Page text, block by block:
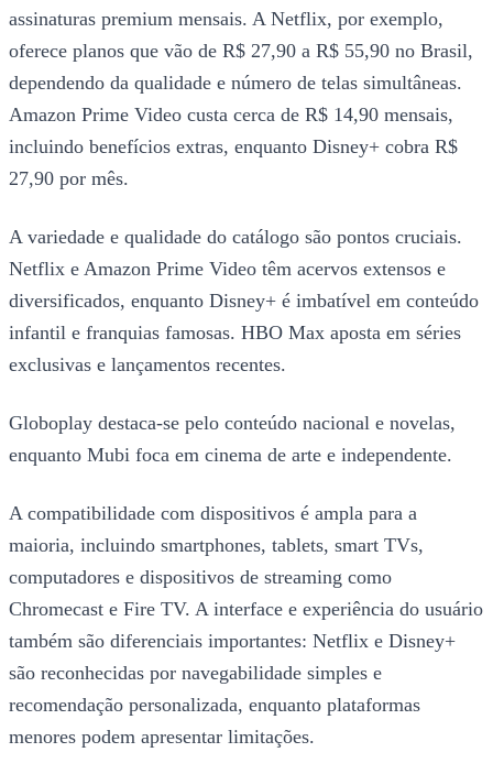
assinaturas premium mensais. A Netflix, por exemplo,
oferece planos que vão de R$ 27,90 a R$ 55,90 no Brasil,
dependendo da qualidade e número de telas simultâneas.
Amazon Prime Video custa cerca de R$ 14,90 mensais,
incluindo benefícios extras, enquanto Disney+ cobra R$
27,90 por mês.
A variedade e qualidade do catálogo são pontos cruciais.
Netflix e Amazon Prime Video têm acervos extensos e
diversificados, enquanto Disney+ é imbatível em conteúdo
infantil e franquias famosas. HBO Max aposta em séries
exclusivas e lançamentos recentes.
Globoplay destaca-se pelo conteúdo nacional e novelas,
enquanto Mubi foca em cinema de arte e independente.
A compatibilidade com dispositivos é ampla para a
maioria, incluindo smartphones, tablets, smart TVs,
computadores e dispositivos de streaming como
Chromecast e Fire TV. A interface e experiência do usuário
também são diferenciais importantes: Netflix e Disney+
são reconhecidas por navegabilidade simples e
recomendação personalizada, enquanto plataformas
menores podem apresentar limitações.